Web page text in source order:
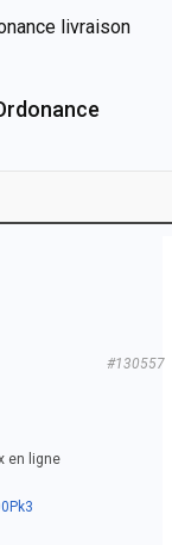
livraison
#130557
en ligne